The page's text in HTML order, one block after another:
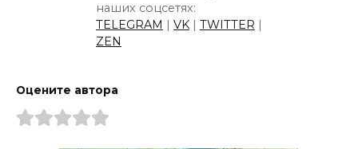
наших соцсетях:
TELEGRAM
VK TWITTER
ZEN
Оцените автора